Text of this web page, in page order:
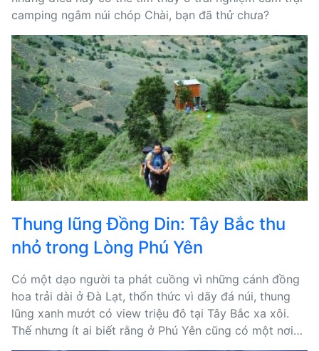
camping ngắm núi chóp Chài, bạn đã thử chưa?
Thung lũng Đồng Din: Tây Bắc thu
nhỏ trong Lòng Phú Yên
Có một dạo người ta phát cuồng vì những cánh đồng
hoa trải dài ở Đà Lạt, thổn thức vì dãy đá núi, thung
lũng xanh mướt có view triệu đô tại Tây Bắc xa xôi.
Thế nhưng ít ai biết rằng ở Phú Yên cũng có một nơi
như thế…